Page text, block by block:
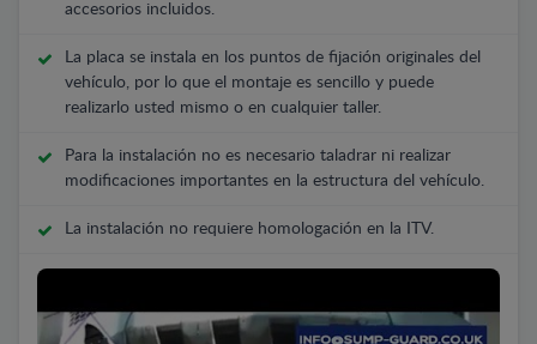
accesorios incluidos.
La placa se instala en los puntos de fijación originales del
vehículo, por lo que el montaje es sencillo y puede
realizarlo usted mismo o en cualquier taller.
Para la instalación no es necesario taladrar ni realizar
modificaciones importantes en la estructura del vehículo.
La instalación no requiere homologación en la ITV.